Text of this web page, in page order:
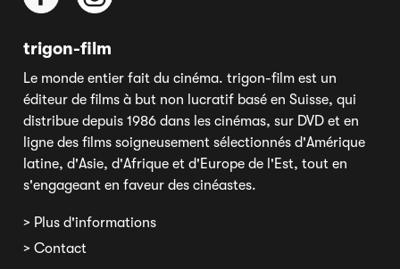
trigon-film
Le monde entier fait du cinéma. trigon-film est un
éditeur de films à but non lucratif basé en Suisse, qui
distribue depuis 1986 dans les cinémas, sur DVD et en
ligne des films soigneusement sélectionnés d'Amérique
latine, d'Asie, d'Afrique et d'Europe de l'Est, tout en
s'engageant en faveur des cinéastes.
> Plus d'informations
> Contact